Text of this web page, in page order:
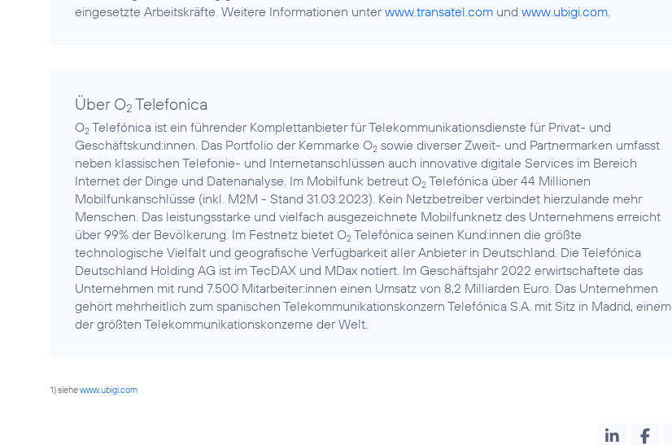
eingesetzte Arbeitskräfte. Weitere Informationen unterwww.transatel.com und www.ubigi.com
Über O2 Telefonica
O2 Telefónica ist ein führender Komplettanbieter für Telekommunikationsdienste für Privat- und
Geschäftskund:innen. Das Portfolio der Kernmarke O2 sowie diverser Zweit- und Partnermarken umfasst
neben klassischen Telefonie- und Internetanschlüssen auch innovative digitale Services im Bereich
Internet der Dinge und Datenanalyse. Im Mobilfunk betreut O2 Telefónica über 44 Millionen
Mobilfunkanschlüsse (inkl. M2M - Stand 31.03.2023). Kein Netzbetreiber verbindet hierzulande mehr
Menschen. Das leistungsstarke und vielfach ausgezeichnete Mobilfunknetz des Unternehmens erreicht
über 99% der Bevölkerung. Im Festnetz bietet O2 Telefónica seinen Kund:innen die größte
technologische Vielfalt und geografische Verfügbarkeit aller Anbieter in Deutschland. Die Telefónica
Deutschland Holding AG ist im TecDAX und MDax notiert. Im Geschäftsjahr 2022 erwirtschaftete das
Unternehmen mit rund 7.500 Mitarbeiter:innen einen Umsatz von 8,2 Milliarden Euro. Das Unternehmen
gehört mehrheitlich zum spanischen Telekommunikationskonzern Telefónica S.A. mit Sitz in Madrid, einem
der größten Telekommunikationskonzerne der Welt.
1) siehewww.ubigi.com